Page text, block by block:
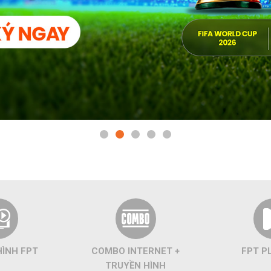
FPT
COMBO INTERNET +
TRUYỀN HÌNH
FPT